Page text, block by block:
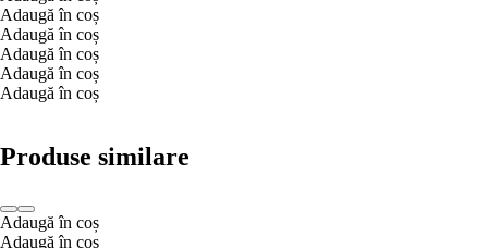
Adaugă în coș
Adaugă în coș
Adaugă în coș
Adaugă în coș
Adaugă în coș
Produse similare
Adaugă în coș
Adaugă în coș